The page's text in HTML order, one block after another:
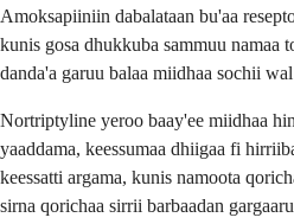
Amoksapiiniin dabalataan bu'aa
kunis gosa dhukkuba sammuu namaa
danda'a garuu balaa miidhaa sochii
Nortriptyline yeroo baay'ee miidhaa
yaaddama, keessumaa dhiigaa fi
keessatti argama, kunis namoota
sirna qorichaa sirrii barbaadan